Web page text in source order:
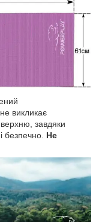
викликає
завдяки
безпечно. Не